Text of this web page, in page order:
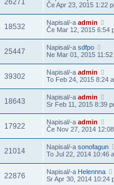
26271
Če Apr 23, 2015 1:22
18532 Napisal/-a admin
Če Mar 12, 2015 6:54
25447 Napisal/-a sdfpo
Ne Mar 01, 2015
39302 Napisal/-a admin
To Feb 24, 2015 8:24
18643 Napisal/-a admin
Sr Feb 11, 2015 8:39
17922 Napisal/-a admin
Če Nov 27, 2014
21014 Napisal/-a sonofagun
To Jul 22, 2014 10:46
22876 Napisal/-a Helennna
Sr Apr 30, 2014 10:24